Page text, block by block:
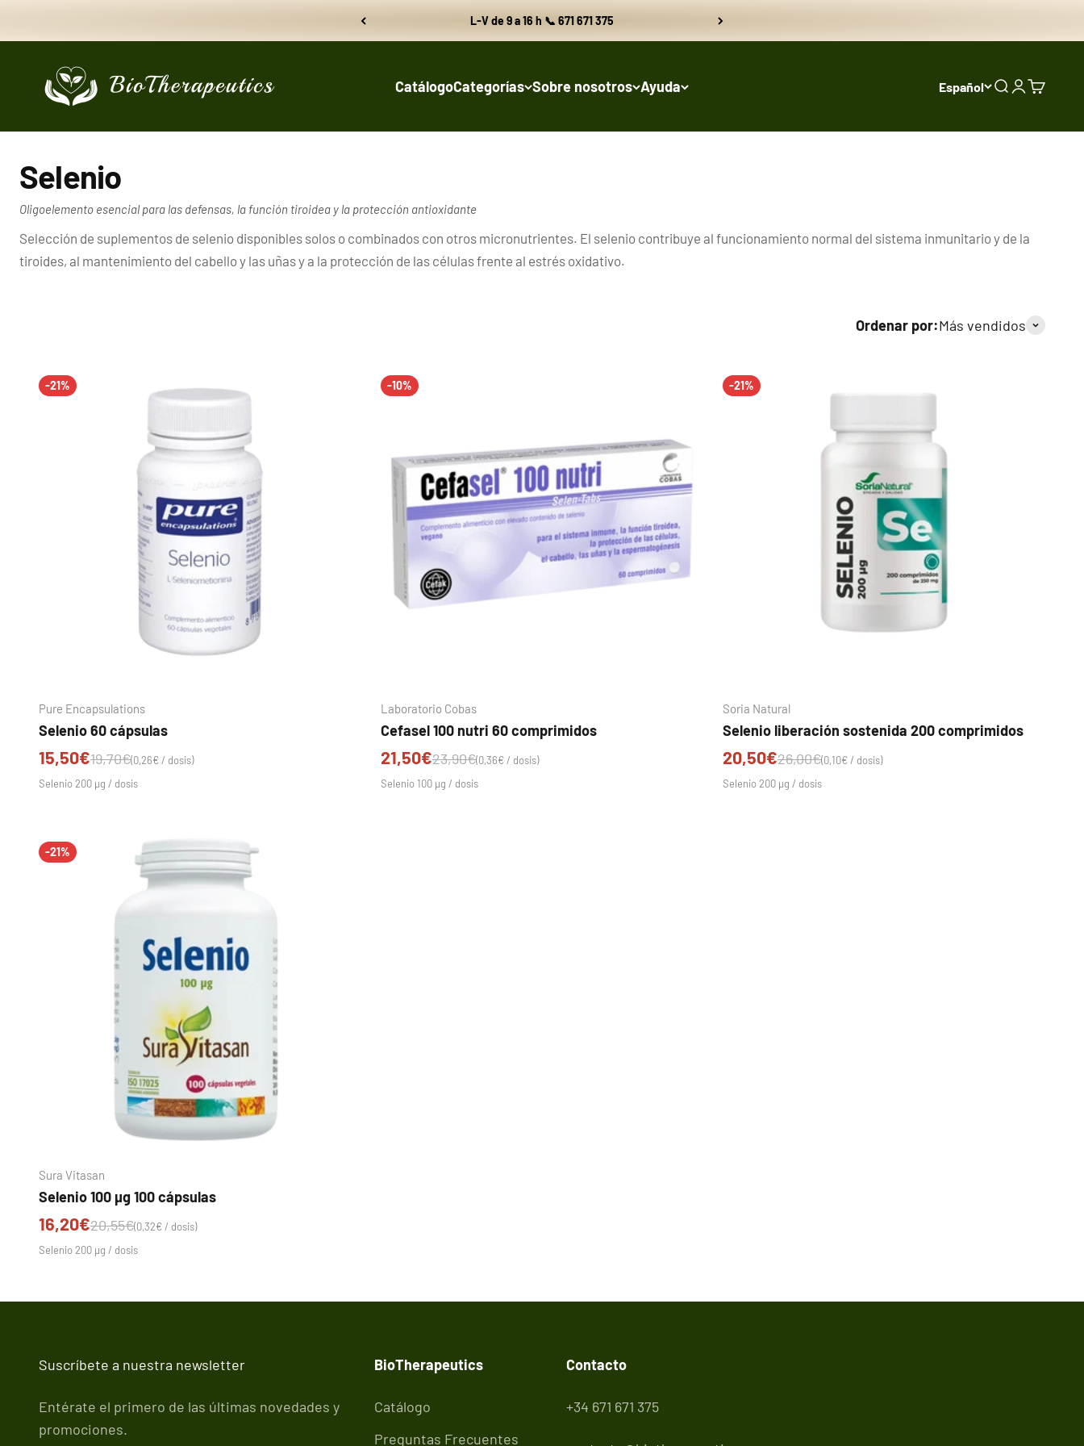
L-V de 9 a 16 h 📞 671 671 375
CatálogoCategorías Sobre nosotros Ayuda
BioTherapeutics
Español Buscar
Iniciar
Carrito
Selenio
Oligoelemento esencial para las defensas, la función tiroidea y la protección antioxidante
Selección de suplementos de selenio disponibles solos o combinados con otros micronutrientes. El selenio contribuye al funcionamiento normal del sistema inmunitario y de la
tiroides, al mantenimiento del cabello y las uñas y a la protección de las células frente al estrés oxidativo.
Ordenar por:Más vendidos
-21%
Pure Encapsulations
Selenio 60 cápsulas
Precio de oferta
15,50€Precio normal
19,70€(0,26€ / dosis)
Selenio 200 µg / dosis
-10%
Laboratorio Cobas
Cefasel 100 nutri 60 comprimidos
Precio de oferta
21,50€Precio normal
23,90€(0,36€ / dosis)
Selenio 100 µg / dosis
-21%
Soria Natural
Selenio liberación sostenida 200 comprimidos
Precio de oferta
20,50€Precio normal
26,00€(0,10€ / dosis)
Selenio 200 µg / dosis
-21%
Sura Vitasan
Selenio 100 µg 100 cápsulas
Precio de oferta
16,20€Precio normal
20,55€(0,32€ / dosis)
Selenio 200 µg / dosis
Suscríbete a nuestra newsletter
Entérate el primero de las últimas novedades y
promociones.
BioTherapeutics
Catálogo
Preguntas Frecuentes
Contacto
+34 671 671 375